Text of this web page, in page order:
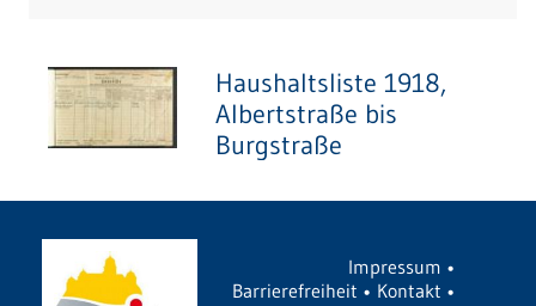
Haushaltsliste 1918,
Albertstraße bis
Burgstraße
Impressum •
Barrierefreiheit • Kontakt •